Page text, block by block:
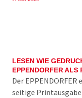
LESEN WIE
EPPENDORFER ALS
Der
seitige